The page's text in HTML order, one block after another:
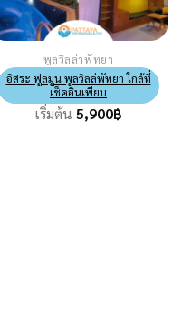
พูลวิลล่าพัทยา
อิสระ ฟูลมูน พูลวิลล่พัทยา ใกล้ที่
เช็คอินเพียบ
เริ่มต้น 5,900฿